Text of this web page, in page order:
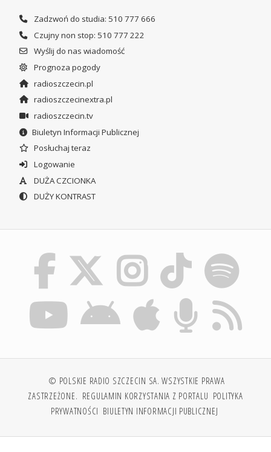
Zadzwoń do studia: 510 777 666
Czujny non stop: 510 777 222
Wyślij do nas wiadomość
Prognoza pogody
radioszczecin.pl
radioszczecinextra.pl
radioszczecin.tv
Biuletyn Informacji Publicznej
Posłuchaj teraz
Logowanie
DUŻA CZCIONKA
DUŻY KONTRAST
© POLSKIE RADIO SZCZECIN SA. WSZYSTKIE PRAWA
ZASTRZEŻONE. REGULAMIN KORZYSTANIA Z PORTALU POLITYKA
PRYWATNOŚCI BIULETYN INFORMACJI PUBLICZNEJ